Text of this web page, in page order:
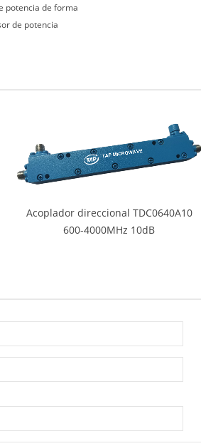
potencia de forma
de potencia
Acoplador direccional TDC0640A10
600-4000MHz 10dB